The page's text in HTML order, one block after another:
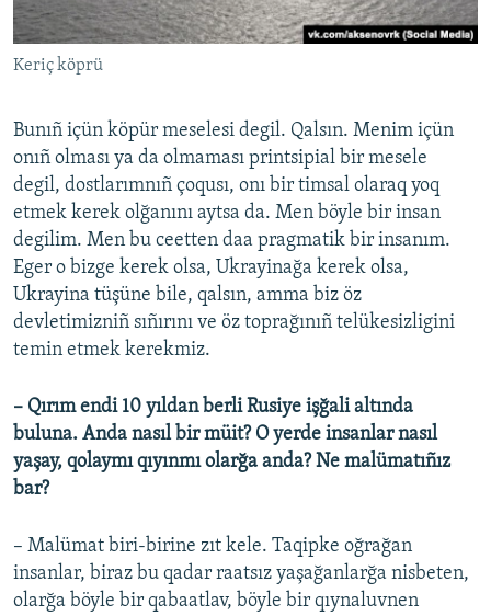
Keriç köprü
Bunıñ içün köpür meselesi degil. Qalsın. Menim içün
onıñ olması ya da olmaması printsipial bir mesele
degil, dostlarımnıñ çoqusı, onı bir timsal olaraq yoq
etmek kerek olğanını aytsa da. Men böyle bir insan
degilim. Men bu ceetten daa pragmatik bir insanım.
Eger o bizge kerek olsa, Ukrayinağa kerek olsa,
Ukrayina tüşüne bile, qalsın, amma biz öz
devletimizniñ sıñırını ve öz toprağınıñ telükesizligini
temin etmek kerekmiz.
– Qırım endi 10 yıldan berli Rusiye işğali altında
buluna. Anda nasıl bir müit? O yerde insanlar nasıl
yaşay, qolaymı qıyınmı olarğa anda? Ne malümatıñız
bar?
– Malümat biri-birine zıt kele. Taqipke oğrağan
insanlar, biraz bu qadar raatsız yaşağanlarğa nisbeten,
olarğa böyle bir qabaatlav, böyle bir qıynaluvnen